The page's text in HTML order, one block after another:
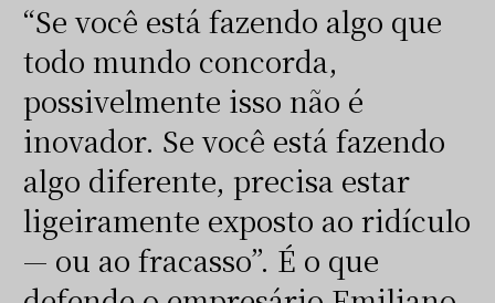
“Se você está fazendo algo que
todo mundo concorda,
possivelmente isso não é
inovador. Se você está fazendo
algo diferente, precisa estar
ligeiramente exposto ao ridículo
— ou ao fracasso”. É o que